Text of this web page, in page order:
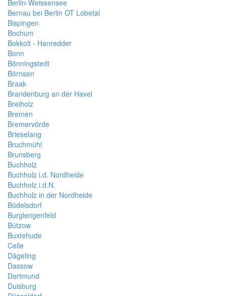
Berlin-Weissensee
Bernau bei Berlin OT Lobetal
Bispingen
Bochum
Bokkolt - Hanredder
Bonn
Bönningstedt
Börnsen
Braak
Brandenburg an der Havel
Breiholz
Bremen
Bremervörde
Brieselang
Bruchmühl
Brunsberg
Buchholz
Buchholz i.d. Nordheide
Buchholz i.d.N.
Buchholz in der Nordheide
Büdelsdorf
Burglengenfeld
Bützow
Buxtehude
Celle
Dägeling
Dassow
Dortmund
Duisburg